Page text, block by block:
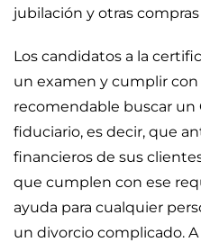
jubilación y otras
Los candidatos a la
un examen y cumplir con
recomendable buscar un
fiduciario, es decir, que
financieros de sus
que cumplen con ese
ayuda para cualquier
un divorcio complicado. A